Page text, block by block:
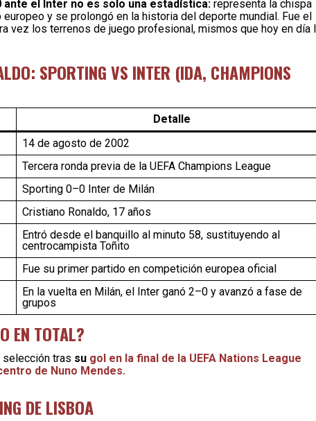
el Inter no es solo una estadística: representa la chispa
y se prolongó en la historia del deporte mundial. Fue el
vez los terrenos de juego profesional, mismos que hoy en día
SPORTING VS INTER (IDA, CHAMPIONS
Detalle
14 de agosto de 2002
Tercera ronda previa de la UEFA Champions League
Sporting 0–0 Inter de Milán
Cristiano Ronaldo, 17 años
Entró desde el banquillo al minuto 58, sustituyendo al
centrocampista Toñito
Fue su primer partido en competición europea oficial
En la vuelta en Milán, el Inter ganó 2–0 y avanzó a fase de
grupos
EN TOTAL?
selección tras su gol en la final de la UEFA Nations League
de Nuno Mendes.
DE LISBOA